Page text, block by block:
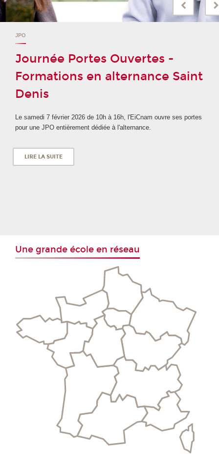
JPO
Journée Portes Ouvertes -
Formations en alternance Saint
Denis
Le samedi 7 février 2026 de 10h à 16h, l'EiCnam ouvre ses portes
pour une JPO entièrement dédiée à l'alternance.
LIRE LA SUITE
Une grande école en réseau